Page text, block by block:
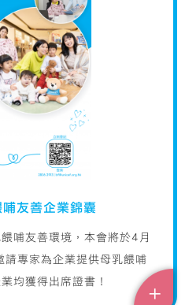
友善企業錦囊
哺友善環境，本會將於4月
專家為企業提供母乳餵哺
均獲得出席證書！
+